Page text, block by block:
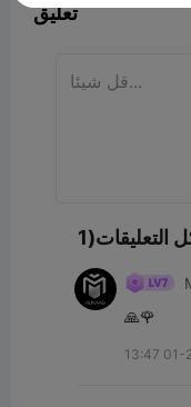
تعليق
🙏🌹
13:47 01-